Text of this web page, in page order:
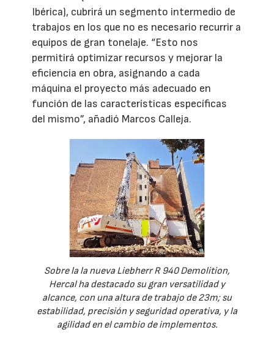
Ibérica), cubrirá un segmento intermedio de
trabajos en los que no es necesario recurrir a
equipos de gran tonelaje. “Esto nos
permitirá optimizar recursos y mejorar la
eficiencia en obra, asignando a cada
máquina el proyecto más adecuado en
función de las características específicas
del mismo”, añadió Marcos Calleja.
Sobre la la nueva Liebherr R 940 Demolition,
Hercal ha destacado su gran versatilidad y
alcance, con una altura de trabajo de 23m; su
estabilidad, precisión y seguridad operativa, y la
agilidad en el cambio de implementos.